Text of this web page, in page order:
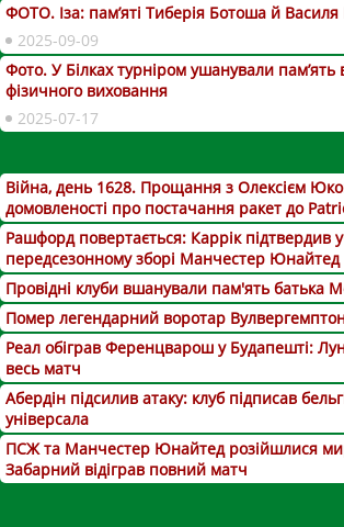
ФОТО. Іза: пам’яті Тиберія Ботоша й Василя
2025-09-09
Фото. У Білках турніром ушанували пам’ять
фізичного виховання
2025-07-17
Війна, день 1628. Прощання з Олексієм
домовленості про постачання ракет до
Рашфорд повертається: Каррік підтвердив
передсезонному зборі Манчестер Юнайтед
Провідні клуби вшанували пам'ять батька
Помер легендарний воротар
Реал обіграв Ференцварош у Будапешті:
весь матч
Абердін підсилив атаку: клуб підписав
універсала
ПСЖ та Манчестер Юнайтед розійшлися
Забарний відіграв повний матч